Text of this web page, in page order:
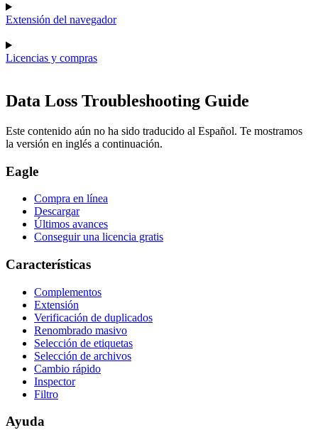
Extensión del navegador
Licencias y compras
Data Loss Troubleshooting Guide
Este contenido aún no ha sido traducido al Español. Te mostramos
la versión en inglés a continuación.
Eagle
Compra en línea
Descargar
Últimos avances
Conseguir una licencia gratis
Características
Complementos
Extensión
Verificación de duplicados
Renombrado masivo
Selección de etiquetas
Selección de archivos
Cambio rápido
Inspector
Filtro
Ayuda